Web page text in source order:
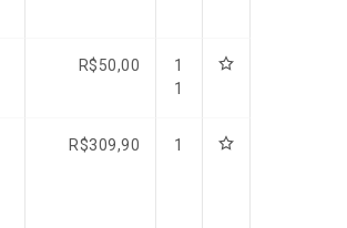
R$50,00
1
1
R$309,90 1